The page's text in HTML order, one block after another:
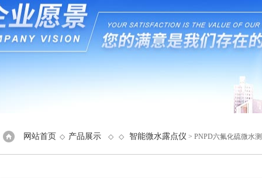
网站首页 ◇ 产品展示 ◇ ◇ 智能微水露点仪 > PNPD六氟化硫微水